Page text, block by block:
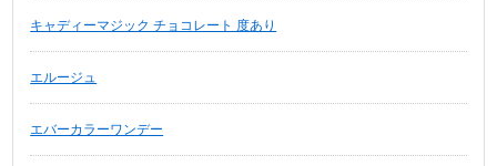
キャディーマジック チョコレート 度あり
エルージュ
エバーカラーワンデー